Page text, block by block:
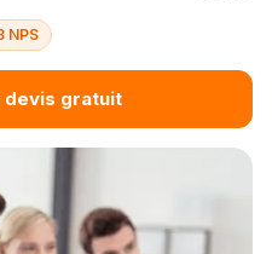
NPS
devis gratuit